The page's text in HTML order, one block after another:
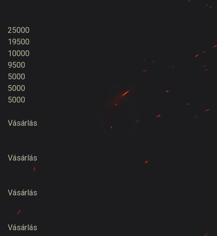
25000
19500
10000
9500
5000
5000
5000
Vásárlás
Vásárlás
Vásárlás
Vásárlás